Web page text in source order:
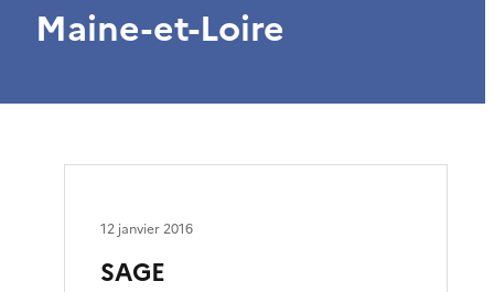
Maine-et-Loire
SAGE
12 janvier 2016